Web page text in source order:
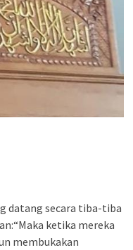
datang secara tiba-tiba
ketika mereka
membukakan